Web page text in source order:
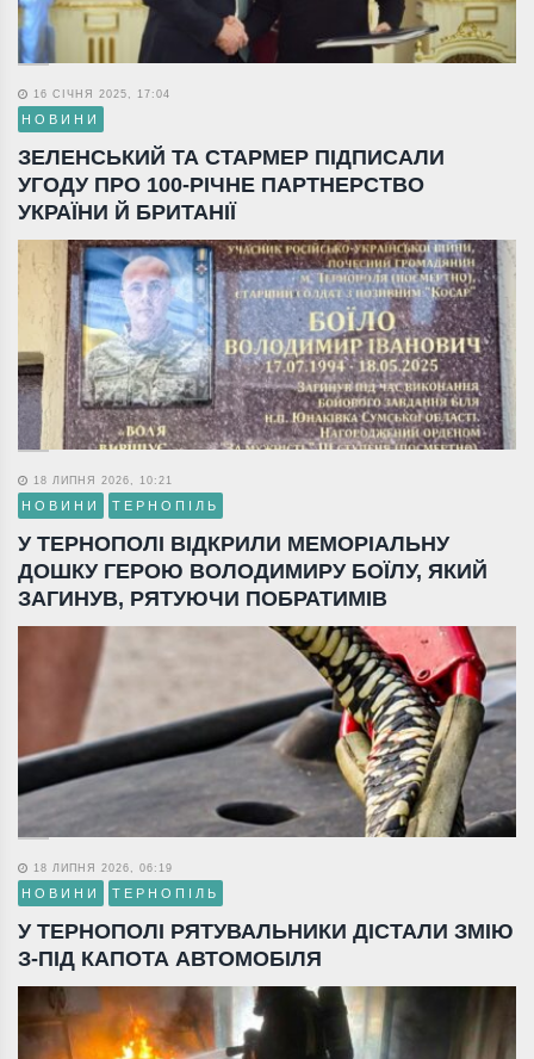
16 СІЧНЯ 2025, 17:04
НОВИНИ
ЗЕЛЕНСЬКИЙ ТА СТАРМЕР ПІДПИСАЛИ
УГОДУ ПРО 100-РІЧНЕ ПАРТНЕРСТВО
УКРАЇНИ Й БРИТАНІЇ
18 ЛИПНЯ 2026, 10:21
НОВИНИ ТЕРНОПІЛЬ
У ТЕРНОПОЛІ ВІДКРИЛИ МЕМОРІАЛЬНУ
ДОШКУ ГЕРОЮ ВОЛОДИМИРУ БОЇЛУ, ЯКИЙ
ЗАГИНУВ, РЯТУЮЧИ ПОБРАТИМІВ
18 ЛИПНЯ 2026, 06:19
НОВИНИ ТЕРНОПІЛЬ
У ТЕРНОПОЛІ РЯТУВАЛЬНИКИ ДІСТАЛИ ЗМІЮ
З-ПІД КАПОТА АВТОМОБІЛЯ